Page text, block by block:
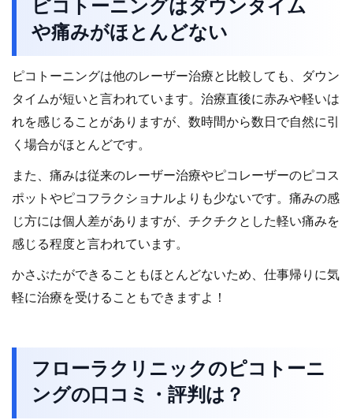
ピコトーニングはダウンタイム
や痛みがほとんどない
ピコトーニングは他のレーザー治療と比較しても、ダウン
タイムが短いと言われています。治療直後に赤みや軽いは
れを感じることがありますが、数時間から数日で自然に引
く場合がほとんどです。
また、痛みは従来のレーザー治療やピコレーザーのピコス
ポットやピコフラクショナルよりも少ないです。痛みの感
じ方には個人差がありますが、チクチクとした軽い痛みを
感じる程度と言われています。
かさぶたができることもほとんどないため、仕事帰りに気
軽に治療を受けることもできますよ！
フローラクリニックのピコトーニ
ングの口コミ・評判は？